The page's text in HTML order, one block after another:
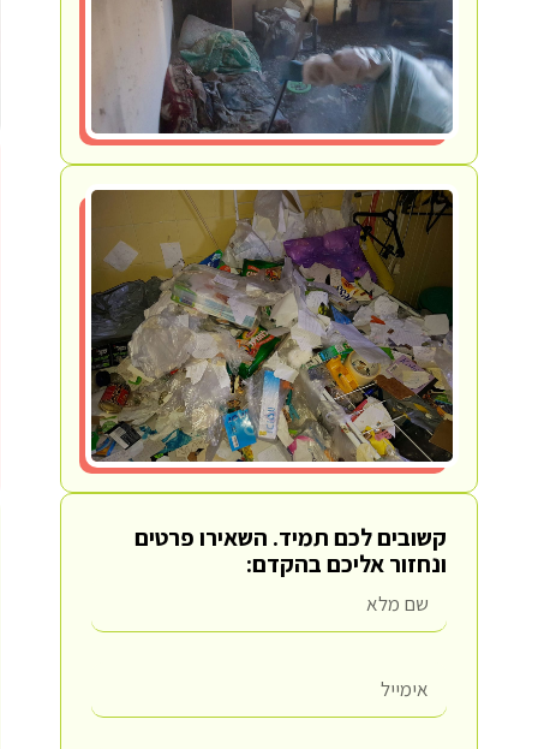
קשובים לכם תמיד. השאירו פרטים
ונחזור אליכם בהקדם: